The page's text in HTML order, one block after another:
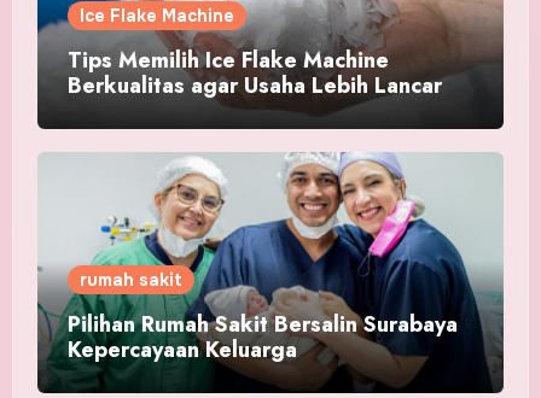
Ice Flake Machine
Tips Memilih Ice Flake Machine
Berkualitas agar Usaha Lebih Lancar
rumah sakit
Pilihan Rumah Sakit Bersalin Surabaya
Kepercayaan Keluarga